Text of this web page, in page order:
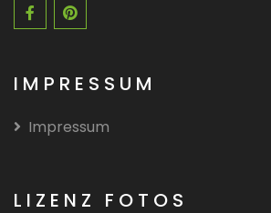
IMPRESSUM
Impressum
LIZENZ FOTOS